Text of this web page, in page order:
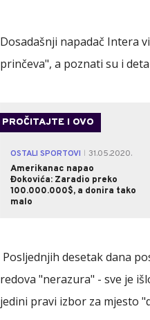
Dosadašnji napadač Intera
prinčeva", a poznati su i
PROČITAJTE I OVO
OSTALI SPORTOVI
31.05.2020.
Amerikanac napao
Đokovića: Zaradio preko
100.000.000$, a donira tako
malo
Posljednjih desetak dana
redova "nerazura" - sve je
jedini pravi izbor za mjesto